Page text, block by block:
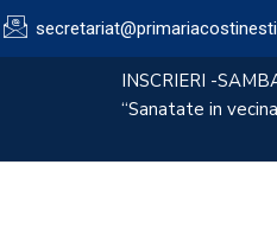
CONVOCATOR